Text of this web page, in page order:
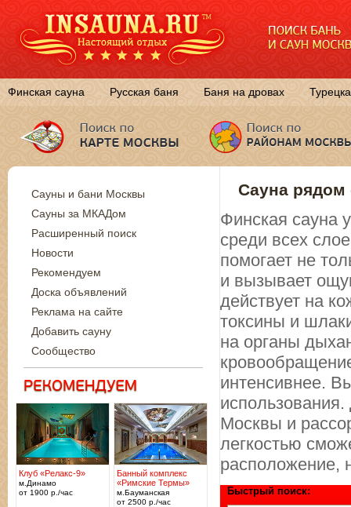
Финская сауна Русская баня Баня на дровах
Сауна рядом
Финская сауна
среди всех
помогает не
и вызывает
действует на
токсины и
на органы
интенсивнее.
Москвы и
легкостью
расположение,
Быстрый поиск:
Сауны и бани Москвы
Сауны за МКАДом
Расширенный поиск
Новости
Рекомендуем
Доска объявлений
Реклама на сайте
Добавить сауну
Сообщество
Клуб «Релакс-9»
м.Динамо
от 1900 р./час
Банный комплекс
«Римские Термы»
м.Бауманская
от 2500 р./час